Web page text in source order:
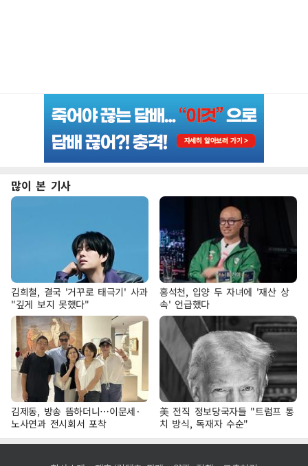
많이 본 기사
김희철, 결국 '거꾸로 태극기' 사과
"깊게 보지 못했다"
홍석천, 입양 두 자녀에 '재산 상
속' 언급했다
김제동, 방송 뜸하더니…이문세·
노사연과 전시회서 포착
美 전직 정보당국자들 "트럼프 통
치 방식, 독재자 수순"